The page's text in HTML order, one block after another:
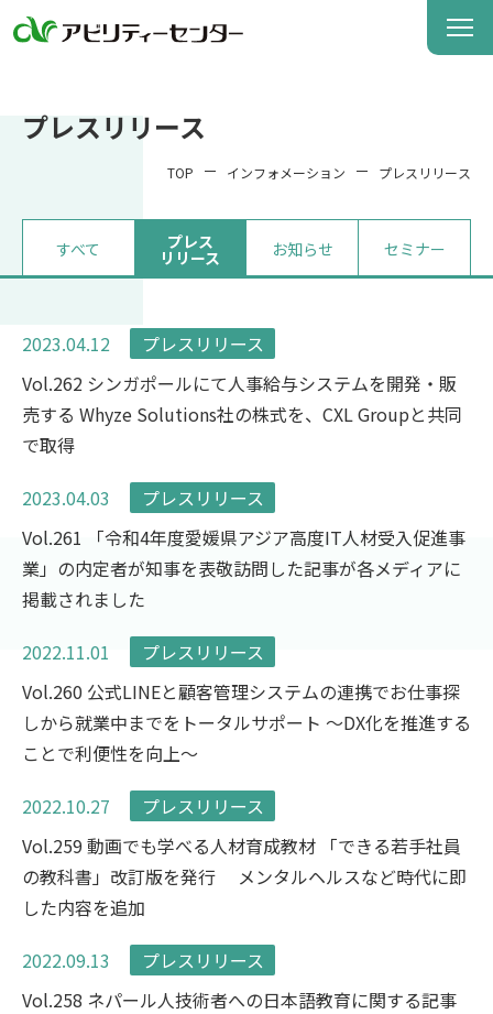
プレスリリース
TOP インフォメーション プレスリリース
すべて プレス
リリース お知らせ セミナー
2023.04.12
プレスリリース
Vol.262 シンガポールにて人事給与システムを開発・販
売する Whyze Solutions社の株式を、CXL Groupと共同
で取得
2023.04.03
プレスリリース
Vol.261 「令和4年度愛媛県アジア高度IT人材受入促進事
業」の内定者が知事を表敬訪問した記事が各メディアに
掲載されました
2022.11.01
プレスリリース
Vol.260 公式LINEと顧客管理システムの連携でお仕事探
しから就業中までをトータルサポート ～DX化を推進する
ことで利便性を向上～
2022.10.27
プレスリリース
Vol.259 動画でも学べる人材育成教材 「できる若手社員
の教科書」改訂版を発行 メンタルヘルスなど時代に即
した内容を追加
2022.09.13
プレスリリース
Vol.258 ネパール人技術者への日本語教育に関する記事